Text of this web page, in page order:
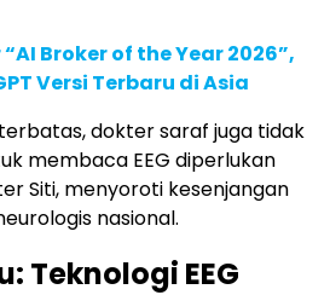
Broker of the Year 2026”,
Versi Terbaru di Asia
terbatas, dokter saraf juga tidak
membaca EEG diperlukan
Siti, menyoroti kesenjangan
nasional.
Teknologi EEG